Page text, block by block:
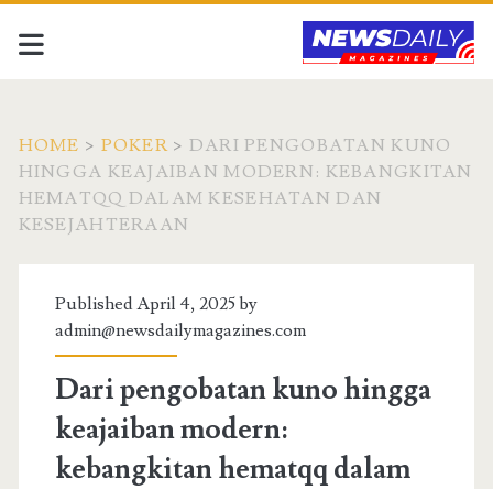
HOME > POKER> DARI PENGOBATAN KUNO
HINGGA KEAJAIBAN MODERN: KEBANGKITAN
HEMATQQ DALAM KESEHATAN DAN
KESEJAHTERAAN
Published April 4, 2025 by
admin@newsdailymagazines.com
Dari pengobatan kuno hingga
keajaiban modern:
kebangkitan hematqq dalam